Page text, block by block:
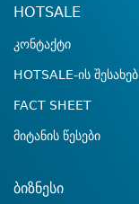
HOTSALE
კონტაქტი
HOTSALE-ის შესახებ
FACT SHEET
მიტანის წესები
ბიზნესი